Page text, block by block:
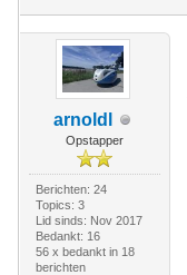
arnoldl
Opstapper
Berichten: 24
Topics: 3
Lid sinds: Nov 2017
Bedankt: 16
56 x bedankt in 18
berichten